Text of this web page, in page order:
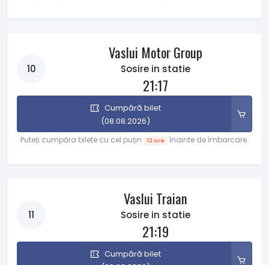
10
Vaslui Motor Group
Sosire in statie
21:17
Cumpără bilet
(08.08.2026)
Puteți cumpăra bilete cu cel puțin 12 ore înainte de îmbarcare.
11
Vaslui Traian
Sosire in statie
21:19
Cumpără bilet